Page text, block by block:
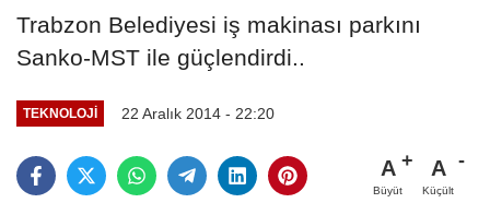
Trabzon Belediyesi iş makinası parkını
Sanko-MST ile güçlendirdi..
TEKNOLOJİ 22 Aralık 2014 - 22:20
A
Büyüt
A
Küçült